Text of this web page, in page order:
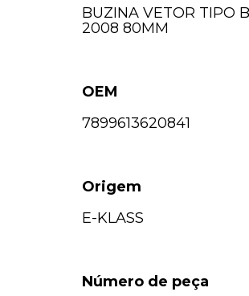
BUZINA VETOR TIPO
2008 80MM
OEM
7899613620841
Origem
E-KLASS
Número de peça